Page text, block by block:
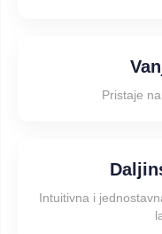
Pristaje
Intuitivna i